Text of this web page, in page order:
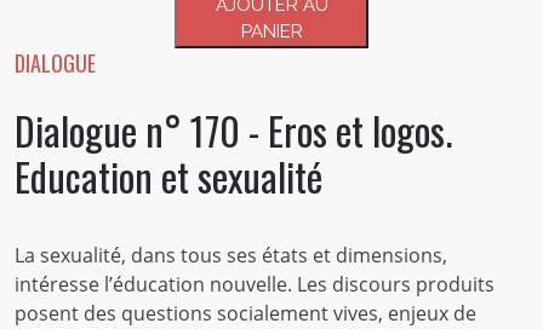
170
Eros
et
logos.
Education
sexualité
AJOUTER AU
PANIER
DIALOGUE
Dialogue n° 170 - Eros et logos.
Education et sexualité
La sexualité, dans tous ses états et dimensions,
intéresse l’éducation nouvelle. Les discours produits
posent des questions socialement vives, enjeux de